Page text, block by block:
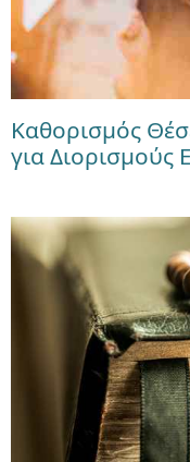
Καθορισμός
για Διορισμούς